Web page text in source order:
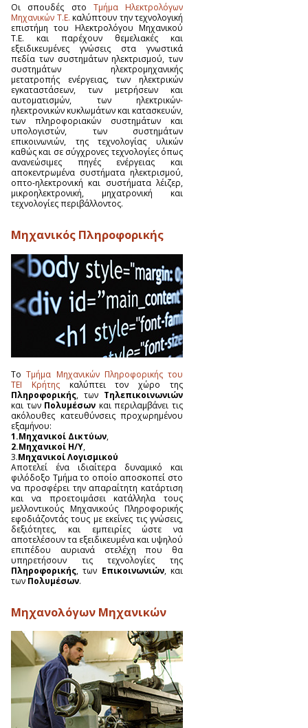
Οι σπουδές στο Τμήμα Ηλεκτρολόγων
Μηχανικών Τ.Ε. καλύπτουν την τεχνολογική
επιστήμη του Ηλεκτρολόγου Μηχανικού
Τ.Ε. και παρέχουν θεμελιακές και
εξειδικευμένες γνώσεις στα γνωστικά
πεδία των συστημάτων ηλεκτρισμού, των
συστημάτων ηλεκτρομηχανικής
μετατροπής ενέργειας, των ηλεκτρικών
εγκαταστάσεων, των μετρήσεων και
αυτοματισμών, των ηλεκτρικών-
ηλεκτρονικών κυκλωμάτων και κατασκευών,
των πληροφοριακών συστημάτων και
υπολογιστών, των συστημάτων
επικοινωνιών, της τεχνολογίας υλικών
καθώς και σε σύγχρονες τεχνολογίες όπως
ανανεώσιμες πηγές ενέργειας και
αποκεντρωμένα συστήματα ηλεκτρισμού,
οπτο-ηλεκτρονική και συστήματα λέιζερ,
μικροηλεκτρονική, μηχατρονική και
τεχνολογίες περιβάλλοντος.
Μηχανικός Πληροφορικής
ΤοΤμήμα Μηχανικών Πληροφορικής του
ΤΕΙ Κρήτηςκαλύπτει τον χώρο της
Πληροφορικής, των Τηλεπικοινωνιών
και των Πολυμέσων και περιλαμβάνει τις
ακόλουθες κατευθύνσεις προχωρημένου
εξαμήνου:
1.Μηχανικοί Δικτύων,
2.Μηχανικοί Η/Υ,
3.Μηχανικοί Λογισμικού
Αποτελεί ένα ιδιαίτερα δυναμικό και
φιλόδοξο Τμήμα το οποίο αποσκοπεί στο
να προσφέρει την απαραίτητη κατάρτιση
και να προετοιμάσει κατάλληλα τους
μελλοντικούς Μηχανικούς Πληροφορικής
εφοδιάζοντάς τους με εκείνες τις γνώσεις,
δεξιότητες, και εμπειρίες ώστε να
αποτελέσουν τα εξειδικευμένα και υψηλού
επιπέδου αυριανά στελέχη που θα
υπηρετήσουν τις τεχνολογίες της
Πληροφορικής, των Επικοινωνιών, και
των Πολυμέσων.
Μηχανολόγων Μηχανικών